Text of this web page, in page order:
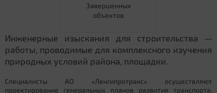
Завершенных
объектов
Инженерные изыскания для строительства —
работы, проводимые для комплексного изучения
природных условий района, площадки.
Специалисты АО «Ленгипротранс» осуществляют
проектирование генеральных планов развития транспорта,